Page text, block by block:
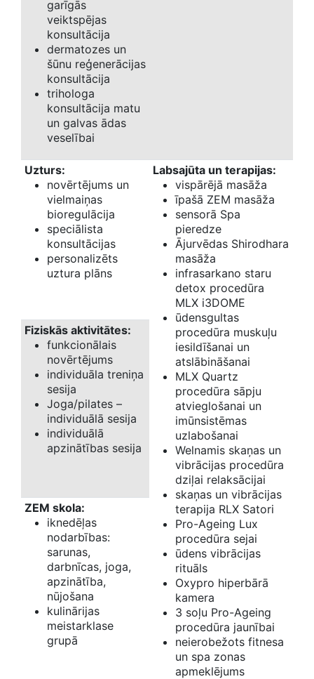
garīgās
veiktspējas
konsultācija
dermatozes un
šūnu reģenerācijas
konsultācija
trihologa
konsultācija matu
un galvas ādas
veselībai
Uzturs:
novērtējums un
vielmaiņas
bioregulācija
speciālista
konsultācijas
personalizēts
uztura plāns
Labsajūta un terapijas:
vispārējā masāža
īpašā ZEM masāža
sensorā Spa
pieredze
Ājurvēdas Shirodhara
masāža
infrasarkano staru
detox procedūra
MLX i3DOME
ūdensgultas
procedūra muskuļu
iesildīšanai un
atslābināšanai
MLX Quartz
procedūra sāpju
atvieglošanai un
imūnsistēmas
uzlabošanai
Welnamis skaņas un
vibrācijas procedūra
dziļai relaksācijai
skaņas un vibrācijas
terapija RLX Satori
Pro-Ageing Lux
procedūra sejai
ūdens vibrācijas
rituāls
Oxypro hiperbārā
kamera
3 soļu Pro-Ageing
procedūra jaunībai
neierobežots fitnesa
un spa zonas
apmeklējums
Fiziskās aktivitātes:
funkcionālais
novērtējums
individuāla treniņa
sesija
Joga/pilates –
individuālā sesija
individuālā
apzinātības sesija
ZEM skola:
iknedēļas
nodarbības:
sarunas,
darbnīcas, joga,
apzinātība,
nūjošana
kulinārijas
meistarklase
grupā